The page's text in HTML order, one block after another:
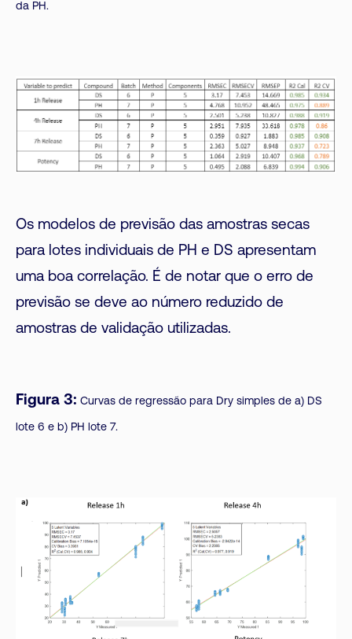
da PH.
Os modelos de previsão das amostras secas
para lotes individuais de PH e DS apresentam
uma boa correlação. É de notar que o erro de
previsão se deve ao número reduzido de
amostras de validação utilizadas.
Figura 3: Curvas de regressão para Dry simples de a) DS
lote 6 e b) PH lote 7.